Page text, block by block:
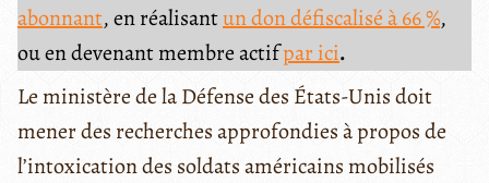
abonnant, en réalisantun don défiscalisé à 66 %,
ou en devenant membre actifpar ici.
Le ministère de la Défense des États-Unis doit
mener des recherches approfondies à propos de
l’intoxication des soldats américains mobilisés